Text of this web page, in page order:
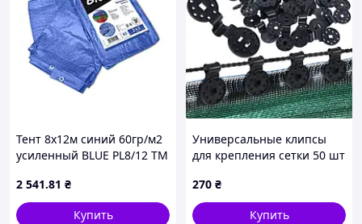
Тент 8х12м синий 60гр/м2
усиленный BLUE PL8/12 ТМ
2 541.81 ₴
Купить
Универсальные клипсы
для крепления сетки 50 шт
270 ₴
Купить